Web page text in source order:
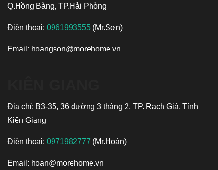
Q.Hồng Bàng, TP.Hải Phòng
Điện thoại: 0961993555 (Mr.Sơn)
Email: hoangson@morehome.vn
Địa chỉ: B3-35, 36 đường 3 tháng 2, TP. Rạch Giá, Tỉnh
Kiên Giang
Điện thoại: 0971982777 (Mr.Hoàn)
Email: hoan@morehome.vn